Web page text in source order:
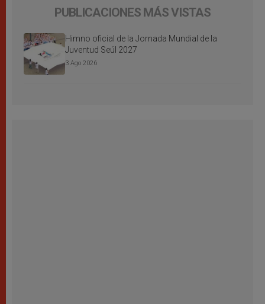
PUBLICACIONES MÁS VISTAS
Himno oficial de la Jornada Mundial de la
Juventud Seúl 2027
3 Ago 2026